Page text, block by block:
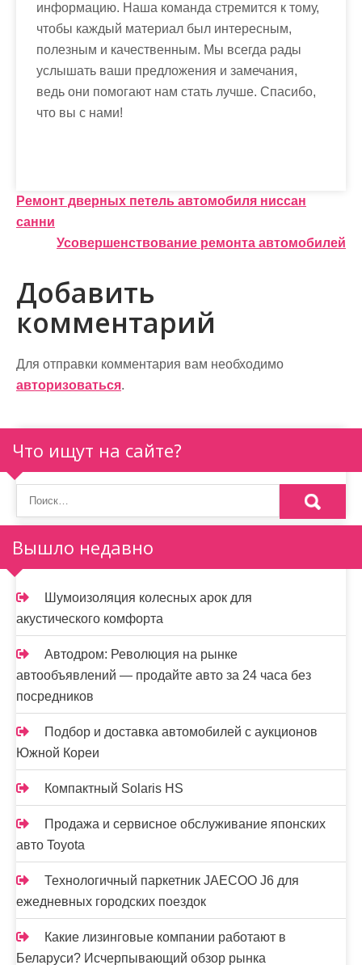
информацию. Наша команда стремится к тому,
чтобы каждый материал был интересным,
полезным и качественным. Мы всегда рады
услышать ваши предложения и замечания,
ведь они помогают нам стать лучше. Спасибо,
что вы с нами!
Н
а
и
г
а
ц
я
п
о
з
а
п
и
с
я
м
Ремонт дверных петель автомобиля ниссан
санни
Усовершенствование ремонта автомобилей
Добавить
комментарий
Для отправки комментария вам необходимо
авторизоваться.
Что ищут на сайте?
Вышло недавно
Шумоизоляция колесных арок для
акустического комфорта
Автодром: Революция на рынке
автообъявлений — продайте авто за 24 часа без
посредников
Подбор и доставка автомобилей с аукционов
Южной Кореи
Компактный Solaris HS
Продажа и сервисное обслуживание японских
авто Toyota
Технологичный паркетник JAECOO J6 для
ежедневных городских поездок
Какие лизинговые компании работают в
Беларуси? Исчерпывающий обзор рынка